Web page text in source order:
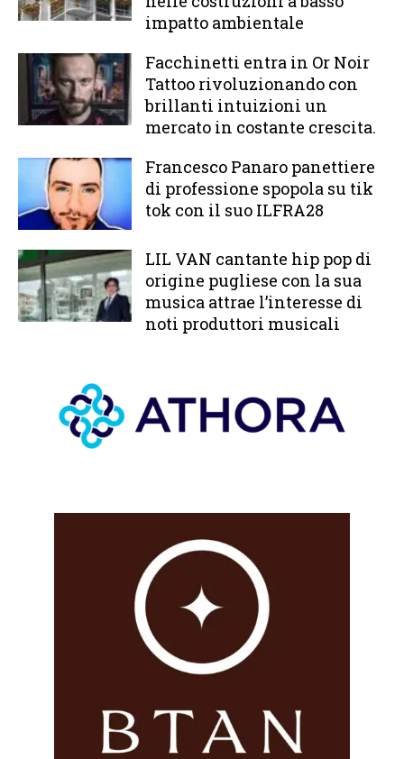
impatto ambientale
Facchinetti entra in Or Noir
Tattoo rivoluzionando con
brillanti intuizioni un
mercato in costante crescita.
Francesco Panaro panettiere
di professione spopola su tik
tok con il suo ILFRA28
LIL VAN cantante hip pop di
origine pugliese con la sua
musica attrae l’interesse di
noti produttori musicali